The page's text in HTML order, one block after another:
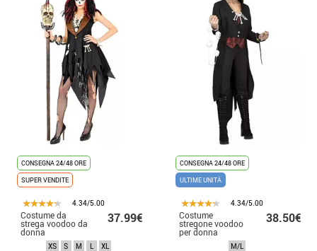
CONSEGNA 24/48 ORE
SUPER VENDITE
4.34/5.00
Costume da
strega voodoo da
donna
37.99€
XS S M L XL
CONSEGNA 24/48 ORE
ULTIME UNITÀ
4.34/5.00
Costume
stregone voodoo
per donna
38.50€
M/L